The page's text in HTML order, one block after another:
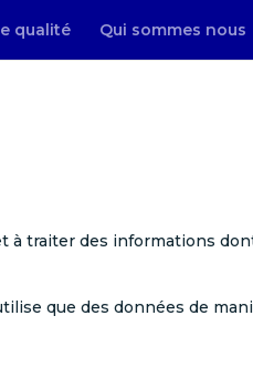
qualité Qui sommes nous
à traiter des informations
que des données de